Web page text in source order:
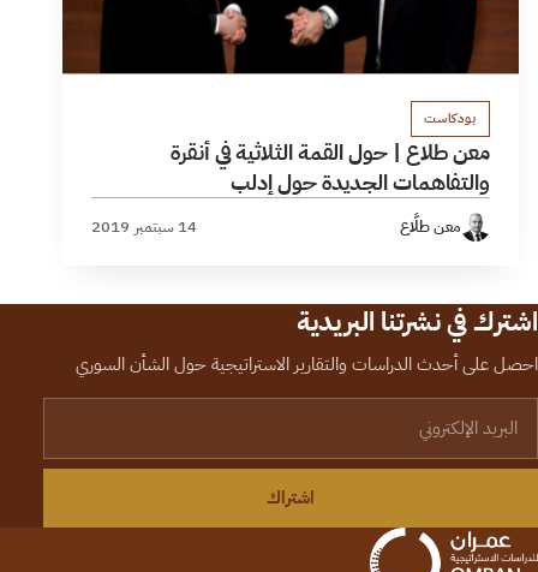
بودكاست
معن طلاع | حول القمة الثلاثية في أنقرة
والتفاهمات الجديدة حول إدلب
معن طلَّاع 14 سبتمبر 2019
اشترك في نشرتنا البريدية
احصل على أحدث الدراسات والتقارير الاستراتيجية حول الشأن السوري
اشتراك